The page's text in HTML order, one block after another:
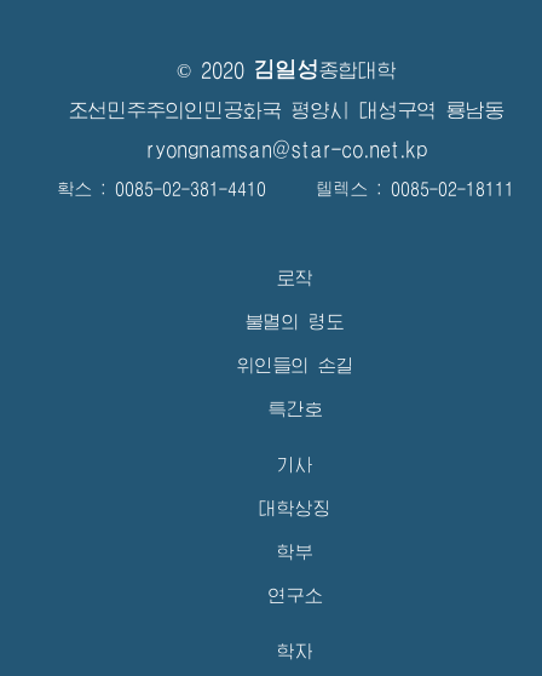
© 2020 김일성종합대학
조선민주주의인민공화국 평양시 대성구역 룡남동
ryongnamsan@star-co.net.kp
확스 : 0085-02-381-4410 텔렉스 : 0085-02-18111
로작
불멸의 령도
위인들의 손길
특간호
기사
대학상징
학부
연구소
학자